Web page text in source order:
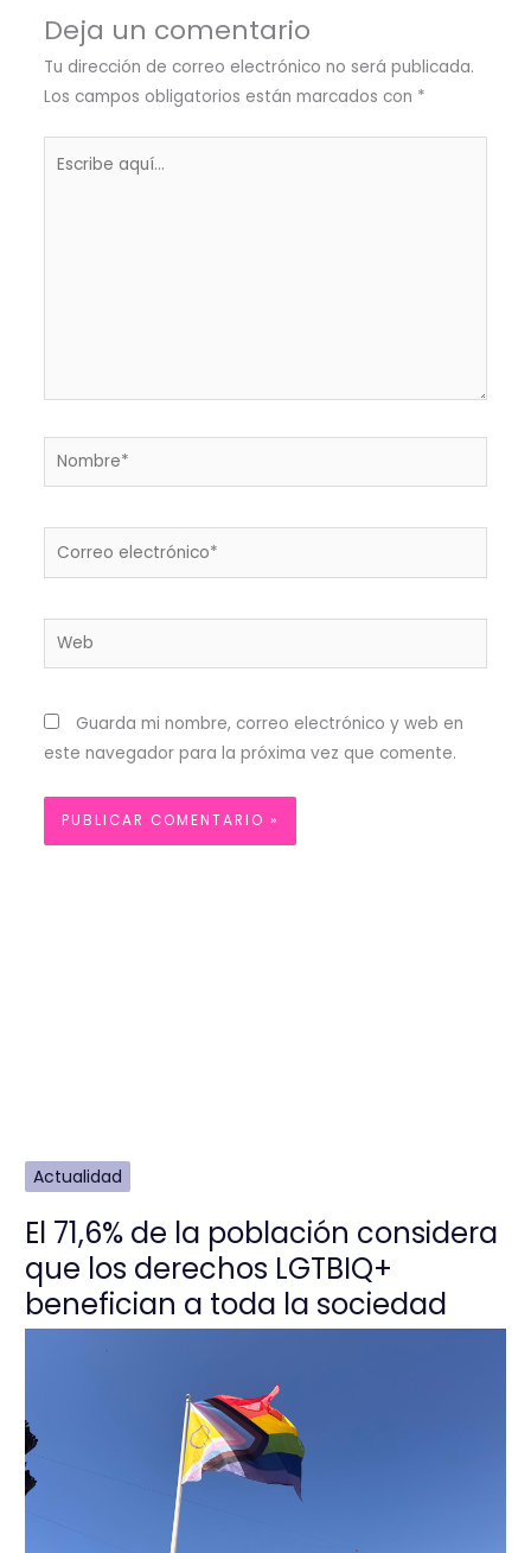
Deja un comentario
Tu dirección de correo electrónico no será publicada.
Los campos obligatorios están marcados con *
Nombre*
Correo
Web
Guarda mi nombre, correo electrónico y web en
este navegador para la próxima vez que comente.
Actualidad
El 71,6% de la población considera
que los derechos LGTBIQ+
benefician a toda la sociedad